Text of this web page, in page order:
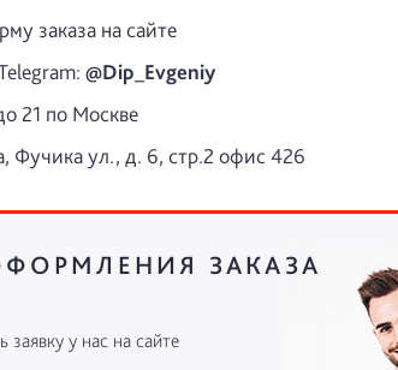
заказа на сайте
@Dip_Evgeniy
21 по Москве
Фучика ул., д. 6, стр.2 офис 426
ЗАКАЗА
заявку у нас на сайте